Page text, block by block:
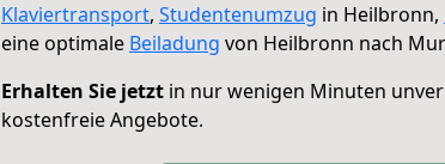
Klaviertransport, Studentenumzug in Heilbronn,
eine optimale Beiladung von Heilbronn nach
Erhalten Sie jetzt in nur wenigen Minuten
kostenfreie Angebote.